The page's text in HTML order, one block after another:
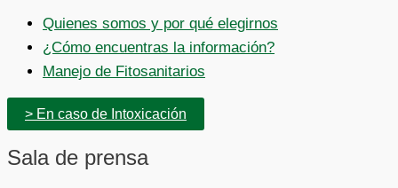
Quienes somos y por qué elegirnos
¿Cómo encuentras la información?
Manejo de Fitosanitarios
> En caso de Intoxicación
Sala de prensa